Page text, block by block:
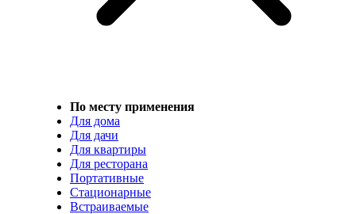
По месту применения
Для дома
Для дачи
Для квартиры
Для ресторана
Портативные
Стационарные
Встраиваемые